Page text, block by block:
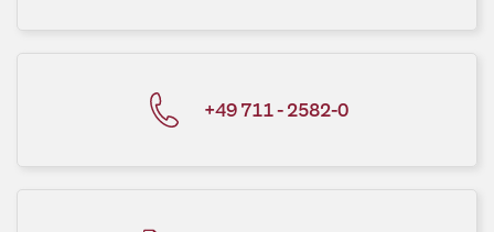
+49 711 - 2582-0